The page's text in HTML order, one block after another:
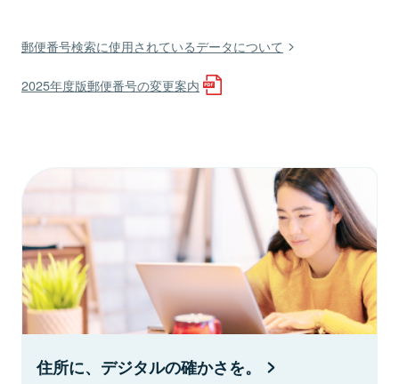
郵便番号検索に使用されているデータについて
2025年度版郵便番号の変更案内
住所に、デジタルの確かさを。